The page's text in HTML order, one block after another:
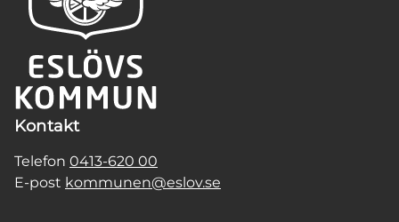
Kontakt
Telefon 0413-620 00
E-post kommunen@eslov.se